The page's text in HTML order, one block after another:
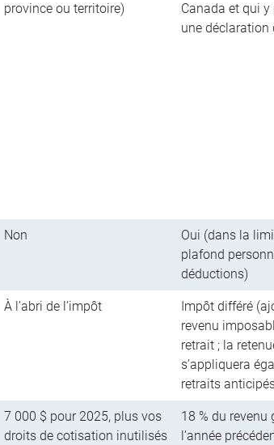
province ou territoire)
Canada et qui
une déclaration
Non
Oui (dans la
plafond
déductions)
À l’abri de l’impôt
Impôt différé
revenu
retrait ; la
s’appliquera
retraits
7 000 $ pour 2025, plus vos
droits de cotisation inutilisés
18 % du revenu
l’année